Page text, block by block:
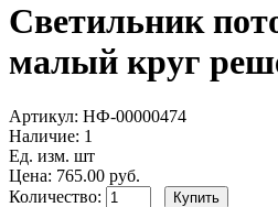
Светильник
малый круг
Артикул: НФ-00000474
Наличие: 1
Ед. изм. шт
Цена: 765.00 руб.
Количество: